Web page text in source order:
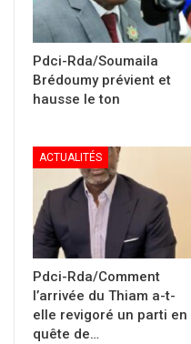
Pdci-Rda/Soumaila
Brédoumy prévient et
hausse le ton
ACTUALITÉS
Pdci-Rda/Comment
l’arrivée du Thiam a-t-
elle revigoré un parti en
quête de…